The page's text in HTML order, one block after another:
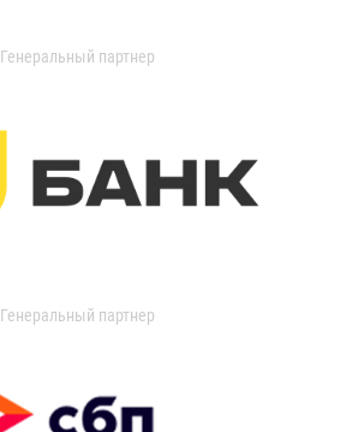
Генеральный партнер
Генеральный партнер